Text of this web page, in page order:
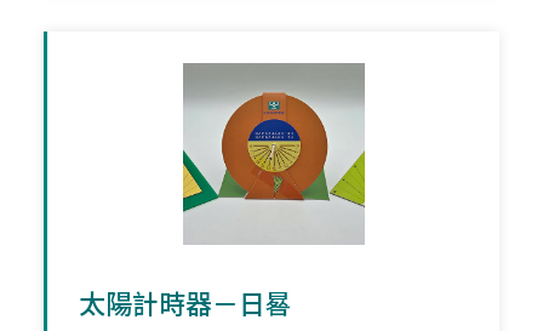
太陽計時器－日晷